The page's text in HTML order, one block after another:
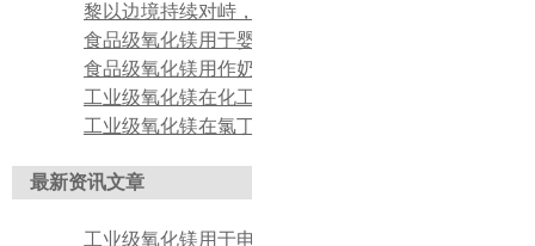
食品级氧化镁用作奶粉抗结剂
最新资讯文章